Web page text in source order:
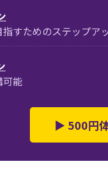
すためのステップア
可能
▶ 500円